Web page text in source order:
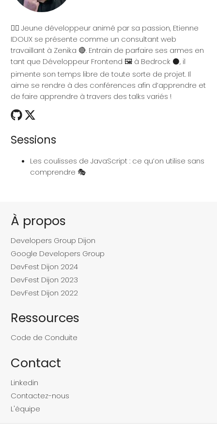
💁‍♂️ Jeune développeur animé par sa passion, Etienne
IDOUX se présente comme un consultant web
travaillant à Zenika 🔴. Entrain de parfaire ses armes en
tant que Développeur Frontend 🖼️ à Bedrock ⚫, il
pimente son temps libre de toute sorte de projet. Il
aime se rendre à des conférences afin d’apprendre et
de faire apprendre à travers des talks variés !
Sessions
Les coulisses de JavaScript : ce qu’on utilise sans
comprendre 🎭
À propos
Developers Group Dijon
Google Developers Group
DevFest Dijon 2024
DevFest Dijon 2023
DevFest Dijon 2022
Ressources
Code de Conduite
Contact
Linkedin
Contactez-nous
L'équipe